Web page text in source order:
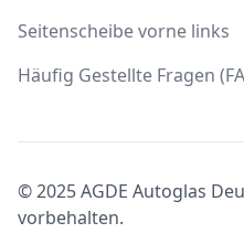
Seitenscheibe vorne links
Häufig Gestellte Fragen
© 2025 AGDE Autoglas
vorbehalten.